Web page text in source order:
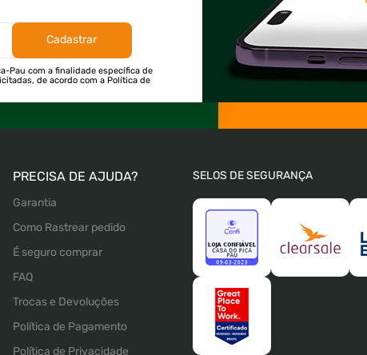
Cadastrar
Pau com a finalidade específica de
de acordo com a Política de
PRECISA DE AJUDA?
Garantia
Como Rastrear pedido
É seguro comprar
FAQ
Trocas e Devoluções
Política de Pagamento
Política de Privacidade
SELOS DE SEGURANÇA